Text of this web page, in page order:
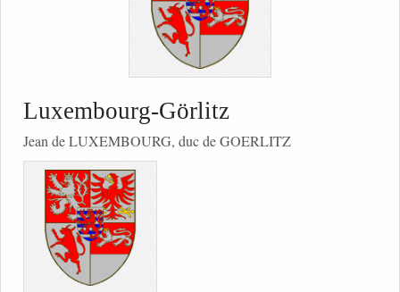
Luxembourg-Görlitz
Jean de LUXEMBOURG, duc de GOERLITZ